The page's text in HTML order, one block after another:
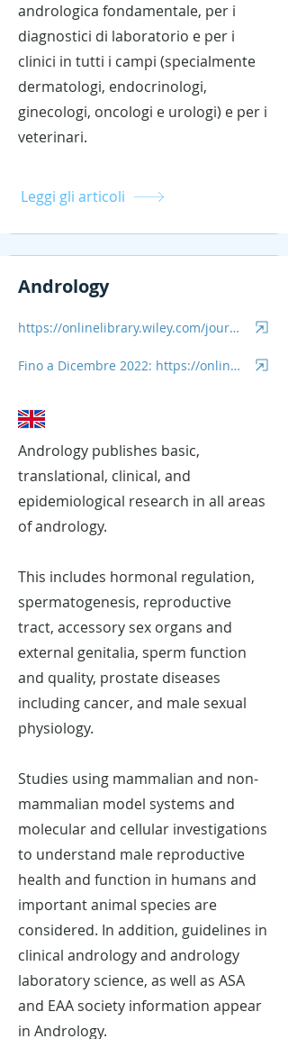
andrologica fondamentale, per i
diagnostici di laboratorio e per i
clinici in tutti i campi (specialmente
dermatologi, endocrinologi,
ginecologi, oncologi e urologi) e per i
veterinari.
Leggi gli articoli
Andrology
https://onlinelibrary.wiley.com/journal/10.1111/(ISSN)2047-2927)
Fino a Dicembre 2022: https://onlinelibrary.wiley.com/journal/14390272
Andrology publishes basic,
translational, clinical, and
epidemiological research in all areas
of andrology.
This includes hormonal regulation,
spermatogenesis, reproductive
tract, accessory sex organs and
external genitalia, sperm function
and quality, prostate diseases
including cancer, and male sexual
physiology.
Studies using mammalian and non-
mammalian model systems and
molecular and cellular investigations
to understand male reproductive
health and function in humans and
important animal species are
considered. In addition, guidelines in
clinical andrology and andrology
laboratory science, as well as ASA
and EAA society information appear
in Andrology.